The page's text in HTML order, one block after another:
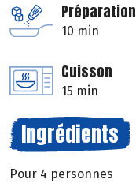
Préparation
10 min
Cuisson
15 min
Ingrédients
Pour 4 personnes